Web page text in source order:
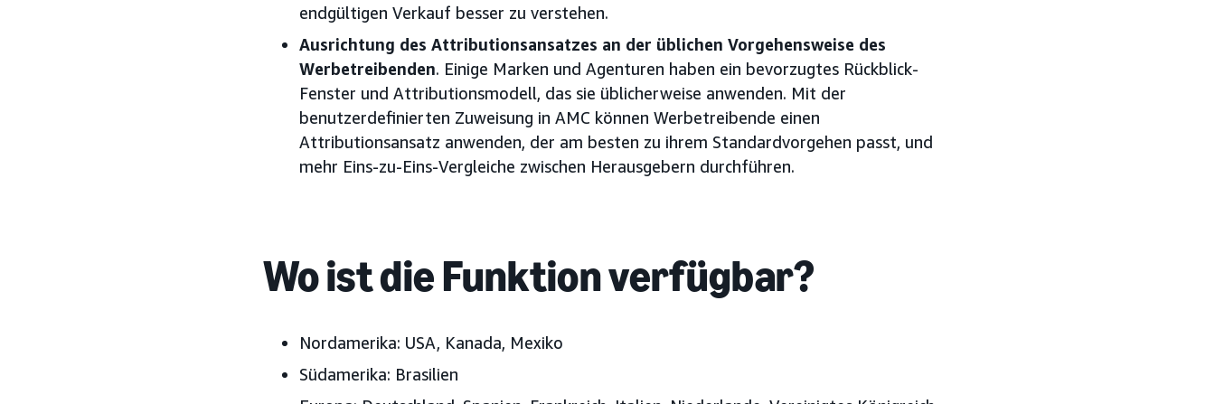
endgültigen Verkauf besser zu verstehen.
Ausrichtung des Attributionsansatzes an der üblichen Vorgehensweise des
Werbetreibenden. Einige Marken und Agenturen haben ein bevorzugtes Rückblick-
Fenster und Attributionsmodell, das sie üblicherweise anwenden. Mit der
benutzerdefinierten Zuweisung in AMC können Werbetreibende einen
Attributionsansatz anwenden, der am besten zu ihrem Standardvorgehen passt, und
mehr Eins-zu-Eins-Vergleiche zwischen Herausgebern durchführen.
Wo ist die Funktion verfügbar?
Nordamerika: USA, Kanada, Mexiko
Südamerika: Brasilien